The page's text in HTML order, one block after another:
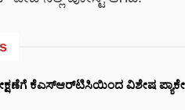
ಕೆಎಸ್‌ಆರ್‌ಟಿಸಿಯಿಂದ ವಿಶೇಷ